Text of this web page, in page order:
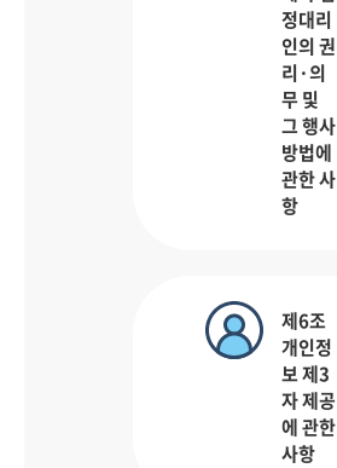
정대리
인의 권
리·의
무 및
그 행사
방법에
관한 사
항
제6조
개인정
보 제3
자 제공
에 관한
사항